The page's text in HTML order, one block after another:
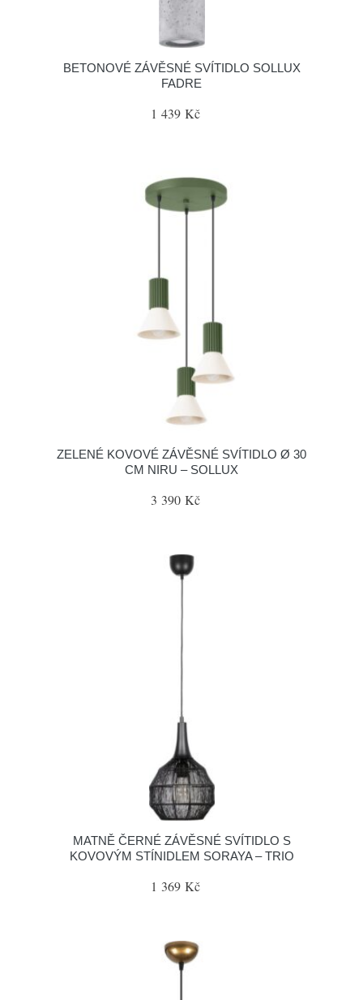
BETONOVÉ ZÁVĚSNÉ SVÍTIDLO SOLLUX
FADRE
1 439 Kč
ZELENÉ KOVOVÉ ZÁVĚSNÉ SVÍTIDLO Ø 30
CM NIRU – SOLLUX
3 390 Kč
MATNĚ ČERNÉ ZÁVĚSNÉ SVÍTIDLO S
KOVOVÝM STÍNIDLEM SORAYA – TRIO
1 369 Kč